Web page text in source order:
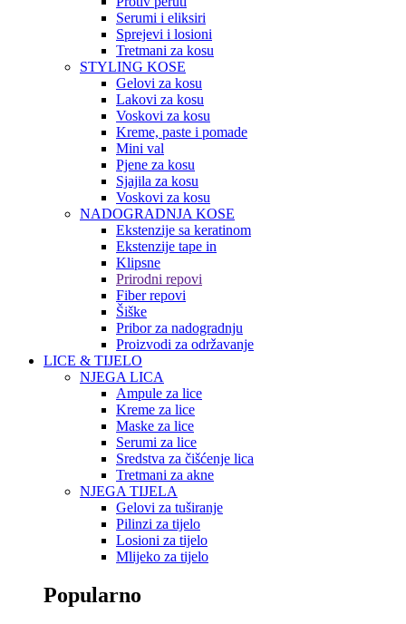
Serumi i eliksiri
Sprejevi i losioni
Tretmani za kosu
STYLING KOSE
Gelovi za kosu
Lakovi za kosu
Voskovi za kosu
Kreme, paste i pomade
Mini val
Pjene za kosu
Sjajila za kosu
Voskovi za kosu
NADOGRADNJA KOSE
Ekstenzije sa keratinom
Ekstenzije tape in
Klipsne
Prirodni repovi
Fiber repovi
Šiške
Pribor za nadogradnju
Proizvodi za održavanje
LICE & TIJELO
NJEGA LICA
Ampule za lice
Kreme za lice
Maske za lice
Serumi za lice
Sredstva za čišćenje lica
Tretmani za akne
NJEGA TIJELA
Gelovi za tuširanje
Pilinzi za tijelo
Losioni za tijelo
Mlijeko za tijelo
Popularno